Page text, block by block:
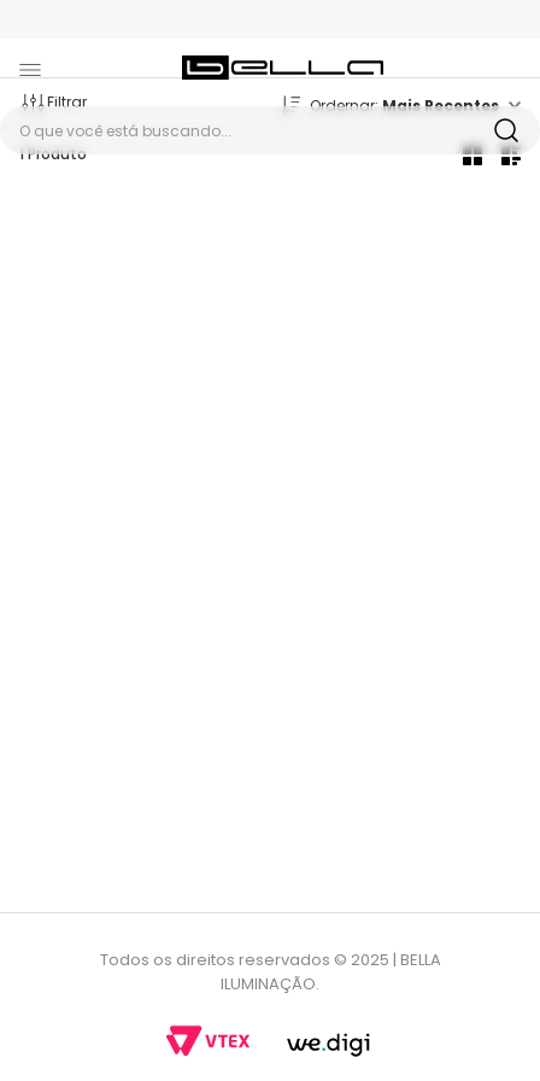
O que você está buscando...
Filtrar Mais Recentes
1Produto
Todos os direitos reservados © 2025 | BELLA
ILUMINAÇÃO.